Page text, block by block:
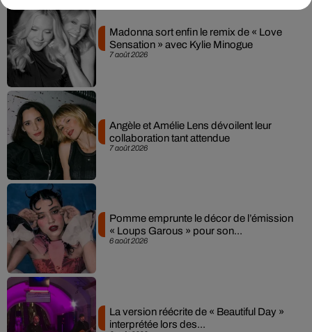
7 août 2026
Madonna sort enfin le remix de « Love
Sensation » avec Kylie Minogue
7 août 2026
Angèle et Amélie Lens dévoilent leur
collaboration tant attendue
6 août 2026
Pomme emprunte le décor de l’émission
« Loups Garous » pour son...
La version réécrite de « Beautiful Day »
interprétée lors des...